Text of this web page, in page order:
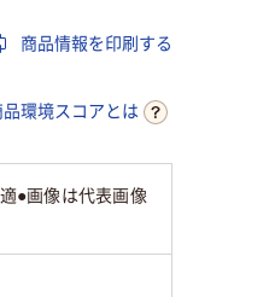
商品情報を印刷する
環境スコアとは
●画像は代表画像